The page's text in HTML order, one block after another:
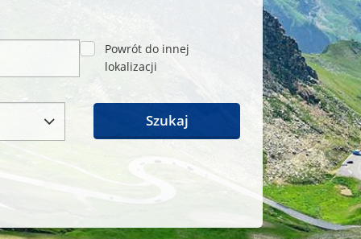
Powrót do innej
lokalizacji
Szukaj